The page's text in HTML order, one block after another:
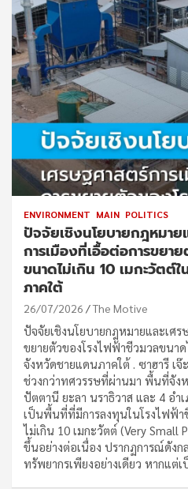
ENVIRONMENT MAIN POLITICS
ปัจจัยเชิงนโยบายกฎหมาย
การเมืองที่เอื้อต่อการขยา
ขนาดไม่เกิน 10 เมกะวัต
ภาคใต้
26/07/2026 The Motive
ปัจจัยเชิงนโยบายกฎหมายและเศร
ขยายตัวของโรงไฟฟ้าชีวมวลขนา
จังหวัดชายแดนภาคใต้ . ซาฮารี เจ๊
ช่วงกว่าทศวรรษที่ผ่านมา พื้นที่จัง
ปัตตานี ยะลา นราธิวาส และ 4 อำ
เป็นพื้นที่ที่มีการลงทุนในโรงไฟฟ้
ไม่เกิน 10 เมกะวัตต์ (Very Small
ขึ้นอย่างต่อเนื่อง ปรากฏการณ์ดังก
ทรัพยากรเพียงอย่างเดียว หากแต่